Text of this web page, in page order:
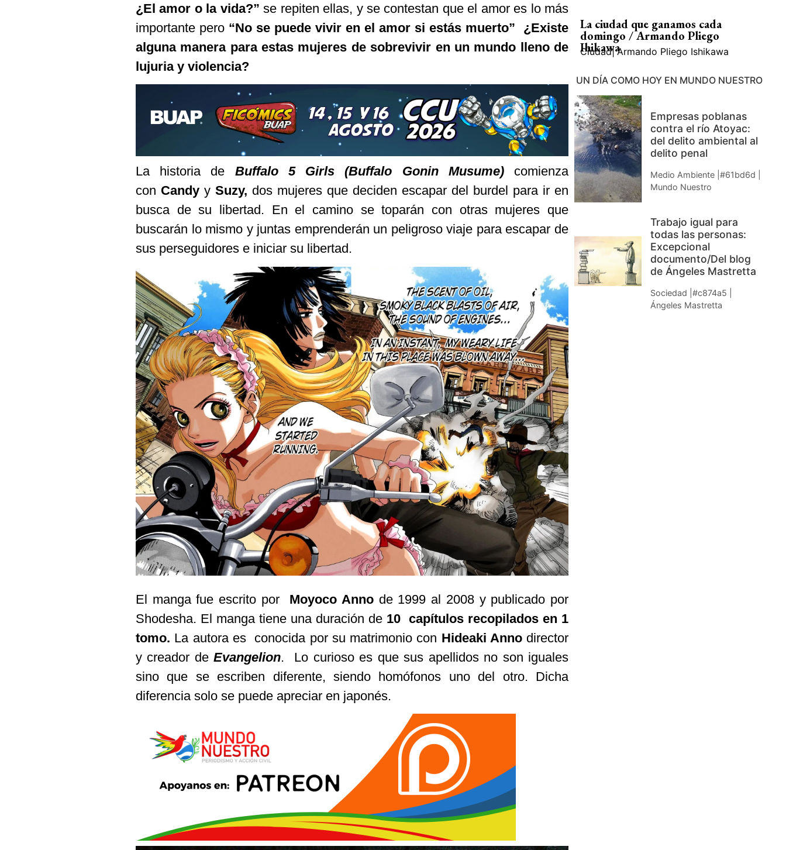
¿El amor o la vida?” se repiten ellas, y se contestan que el amor es lo más
importante pero “No se puede vivir en el amor si estás muerto”
¿Existe
alguna manera para estas mujeres de sobrevivir en un mundo lleno de
lujuria y violencia?
La historia de Buffalo 5 Girls (Buffalo Gonin Musume)
comienza
con Candy y Suzy, dos mujeres que deciden escapar del burdel para ir en
busca de su libertad. En el camino se toparán con otras mujeres que
buscarán lo mismo y juntas emprenderán un peligroso viaje para escapar de
sus perseguidores e iniciar su libertad.
El manga fue escrito por Moyoco Anno de 1999 al 2008 y publicado por
Shodesha. El manga tiene una duración de 10 capítulos recopilados en 1
tomo. La autora es conocida por su matrimonio con Hideaki Annodirector
y creador deEvangelion. Lo curioso es que sus apellidos no son iguales
sino que se escriben diferente, siendo homófonos uno del otro. Dicha
diferencia solo se puede apreciar en japonés.
La ciudad que ganamos cada
domingo / Armando Pliego
Ihikawa
Ciudad| Armando Pliego Ishikawa
UN DÍA COMO HOY EN MUNDO NUESTRO
Empresas poblanas
contra el río Atoyac:
del delito ambiental al
delito penal
Medio Ambiente |#61bd6d |
Mundo Nuestro
Trabajo igual para
todas las personas:
Excepcional
documento/Del blog
de Ángeles Mastretta
Sociedad |#c874a5 |
Ángeles Mastretta